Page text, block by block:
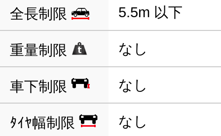
全長制限 5.5m 以下
重量制限 なし
車下制限 なし
ﾀｲﾔ幅制限 なし